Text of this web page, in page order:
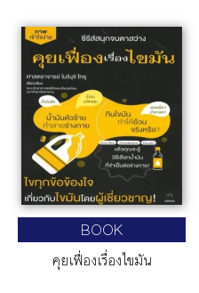
BOOK
คุยเฟื่องเรื่องไขมัน